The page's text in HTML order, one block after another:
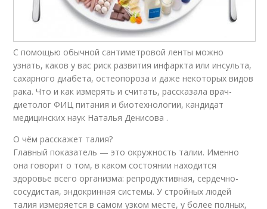
С помощью обычной сантиметровой ленты можно
узнать, каков у вас риск развития инфаркта или инсульта,
сахарного диабета, остеопороза и даже некоторых видов
рака. Что и как измерять и считать, рассказала врач-
диетолог ФИЦ питания и биотехнологии, кандидат
медицинских наук Наталья Денисова .
О чём расскажет талия?
Главный показатель — это окружность талии. Именно
она говорит о том, в каком состоянии находится
здоровье всего организма: репродуктивная, сердечно-
сосудистая, эндокринная системы. У стройных людей
талия измеряется в самом узком месте, у более полных,